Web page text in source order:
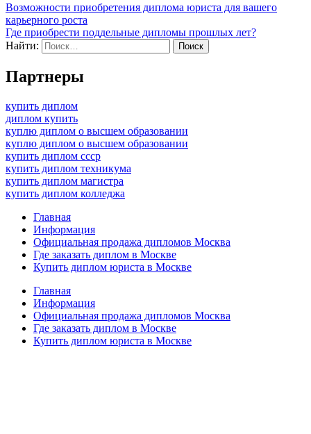
Возможности приобретения диплома юриста для вашего
карьерного роста
Где приобрести поддельные дипломы прошлых лет?
Найти:
Партнеры
купить диплом
диплом купить
куплю диплом о высшем образовании
куплю диплом о высшем образовании
купить диплом ссср
купить диплом техникума
купить диплом магистра
купить диплом колледжа
Главная
Информация
Официальная продажа дипломов Москва
Где заказать диплом в Москве
Купить диплом юриста в Москве
Главная
Информация
Официальная продажа дипломов Москва
Где заказать диплом в Москве
Купить диплом юриста в Москве